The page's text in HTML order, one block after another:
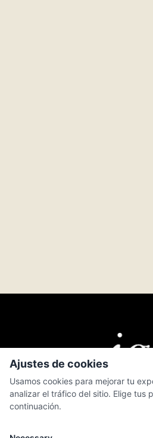
Ajustes de cookies
Usamos cookies para mejorar tu
analizar el tráfico del sitio. Elige tus
continuación.